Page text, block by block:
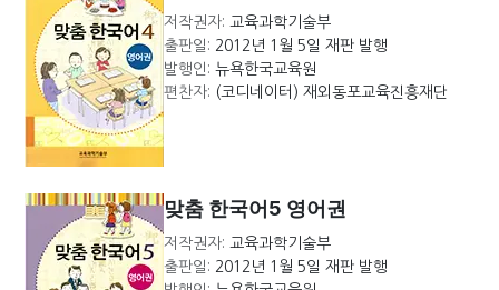
저작권자: 교육과학기술부
출판일: 2012년 1월 5일 재판 발행
발행인: 뉴욕한국교육원
편찬자: (코디네이터) 재외동포교육진흥재단
맞춤 한국어5 영어권
저작권자: 교육과학기술부
출판일: 2012년 1월 5일 재판 발행